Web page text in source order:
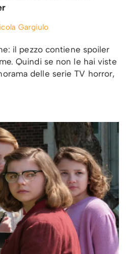
Gargiulo
il pezzo contiene spoiler
Quindi se non le hai viste
delle serie TV horror,